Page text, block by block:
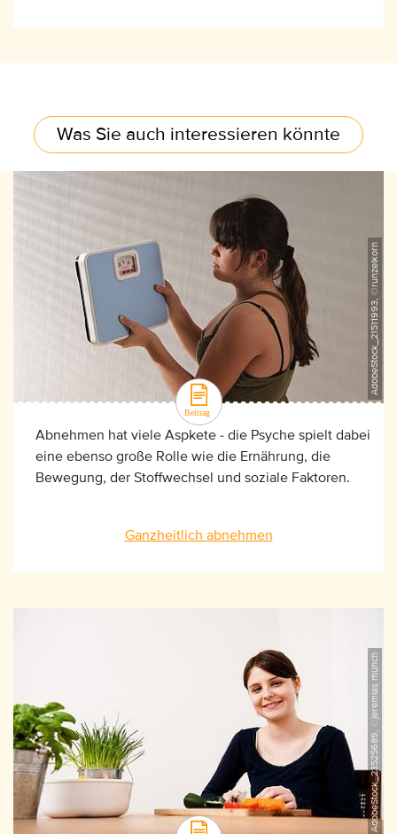
Was Sie auch interessieren könnte
AdobeStock_21511993, ©runzelkorn
Abnehmen hat viele Aspkete - die Psyche spielt dabei
eine ebenso große Rolle wie die Ernährung, die
Bewegung, der Stoffwechsel und soziale Faktoren.
Ganzheitlich abnehmen
AdobeStock_23525689, ©jeremias münch